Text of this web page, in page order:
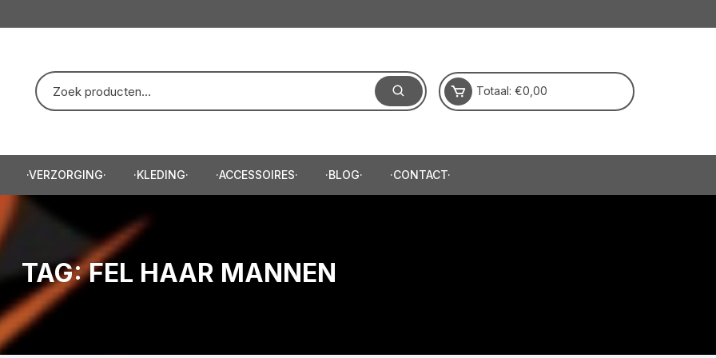
Totaal: €0,00
Scheercreme·
·VERZORGING· ·KLEDING· ·ACCESSOIRES· ·BLOG· ·CONTACT·
TAG:FEL HAAR MANNEN